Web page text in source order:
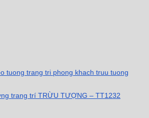
trang trí TRỪU TƯỢNG – TT1232